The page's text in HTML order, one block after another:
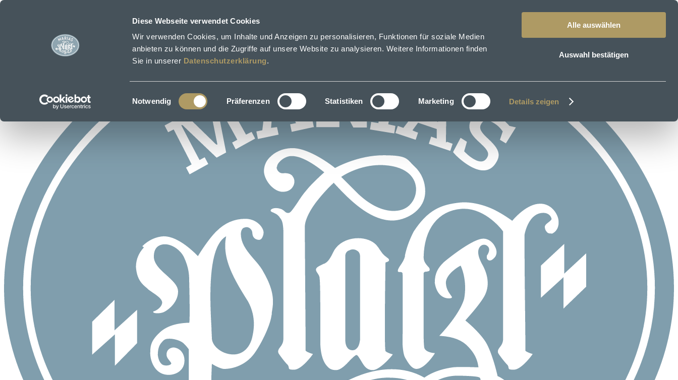
Diese Webseite verwendet Cookies
Wir verwenden Cookies, um Inhalte und Anzeigen zu personalisieren, Funktionen für soziale Medien
anbieten zu können und die Zugriffe auf unsere Website zu analysieren. Weitere Informationen finden
Sie in unserer Datenschutzerklärung.
Einwilligungsauswahl
Notwendig Präferenzen Statistiken Marketing Details zeigen
Alle auswählen
Auswahl bestätigen